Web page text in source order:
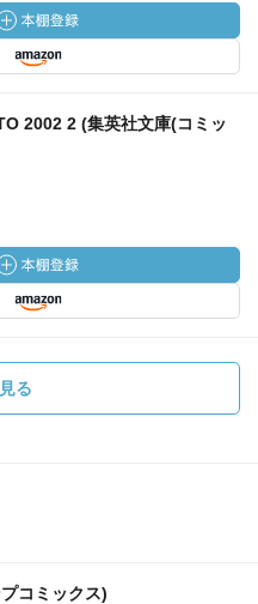
2002 2 (集英社文庫(コミッ
る
コミックス)